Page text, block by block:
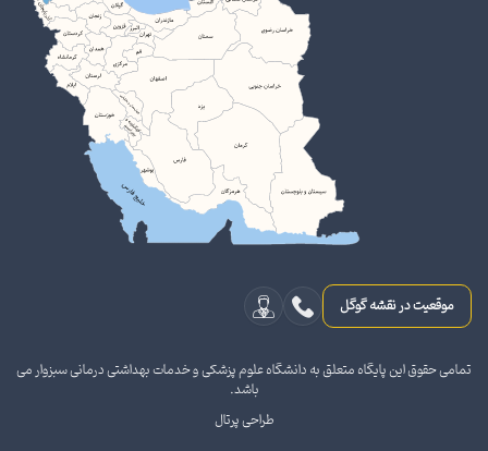
موقعیت در نقشه گوگل
تمامی حقوق این پایگاه متعلق به دانشگاه علوم پزشکی و خدمات بهداشتی درمانی سبزوار می
باشد.
طراحی پرتال